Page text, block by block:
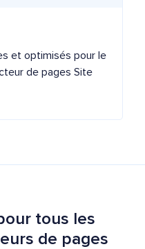
et optimisés pour le
de pages Site
tous les
de pages